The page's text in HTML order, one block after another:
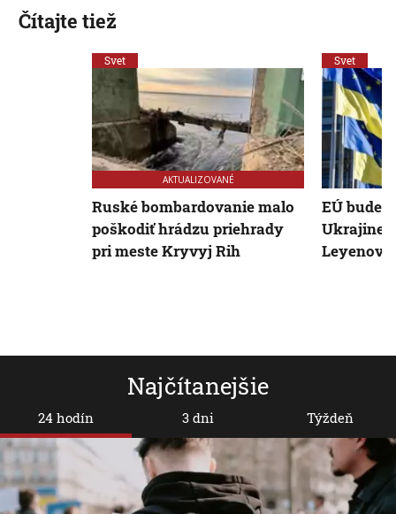
Najčítanejšie
24 hodín 3 dni Týždeň
Čítajte tiež
Svet
AKTUALIZOVANÉ
Ruské bombardovanie malo
poškodiť hrádzu priehrady
pri meste Kryvyj Rih
Svet
EÚ bude
Ukrajine,
Leyenová